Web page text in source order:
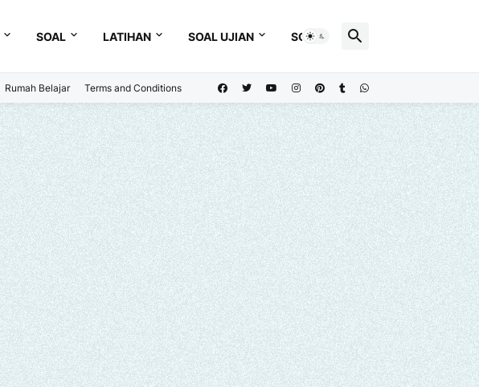
SOAL LATIHAN SOAL UJIAN SOAL
Rumah Belajar Terms and Conditions